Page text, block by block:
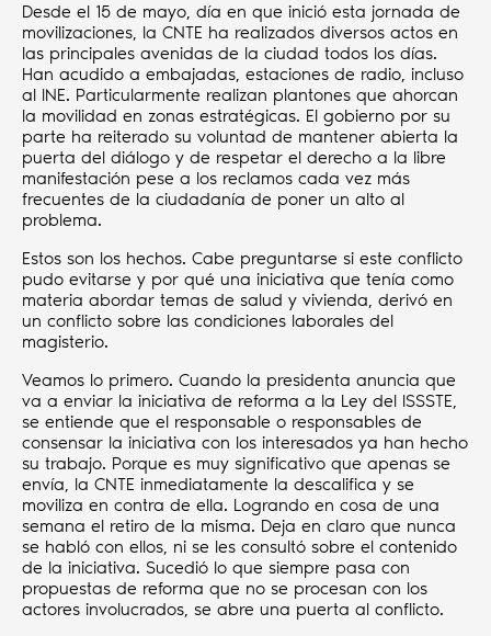
Desde el 15 de mayo, día en que inició esta jornada de
movilizaciones, la CNTE ha realizados diversos actos en
las principales avenidas de la ciudad todos los días.
Han acudido a embajadas, estaciones de radio, incluso
al INE. Particularmente realizan plantones que ahorcan
la movilidad en zonas estratégicas. El gobierno por su
parte ha reiterado su voluntad de mantener abierta la
puerta del diálogo y de respetar el derecho a la libre
manifestación pese a los reclamos cada vez más
frecuentes de la ciudadanía de poner un alto al
problema.
Estos son los hechos. Cabe preguntarse si este conflicto
pudo evitarse y por qué una iniciativa que tenía como
materia abordar temas de salud y vivienda, derivó en
un conflicto sobre las condiciones laborales del
magisterio.
Veamos lo primero. Cuando la presidenta anuncia que
va a enviar la iniciativa de reforma a la Ley del ISSSTE,
se entiende que el responsable o responsables de
consensar la iniciativa con los interesados ya han hecho
su trabajo. Porque es muy significativo que apenas se
envía, la CNTE inmediatamente la descalifica y se
moviliza en contra de ella. Logrando en cosa de una
semana el retiro de la misma. Deja en claro que nunca
se habló con ellos, ni se les consultó sobre el contenido
de la iniciativa. Sucedió lo que siempre pasa con
propuestas de reforma que no se procesan con los
actores involucrados, se abre una puerta al conflicto.